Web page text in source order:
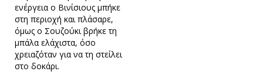
ενέργεια ο Βινίσιους μπήκε
στη περιοχή και πλάσαρε,
όμως ο Σουζούκι βρήκε τη
μπάλα ελάχιστα, όσο
χρειαζόταν για να τη στείλει
στο δοκάρι.